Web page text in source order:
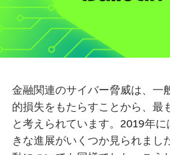
金融関連のサイバー脅威は、一
的損失をもたらすことから、最
と考えられています。2019年
きな進展がいくつか見られまし